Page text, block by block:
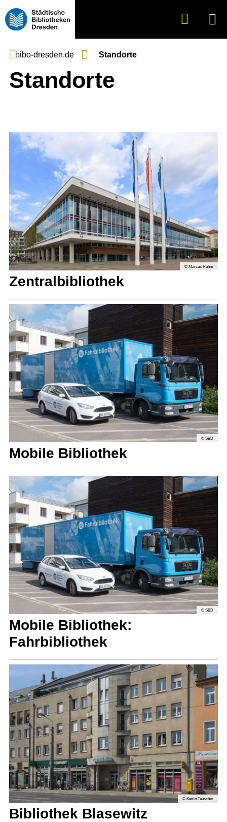
Suche
Menü
bibo-dresden.de Standorte
Standorte
© Marcus Rahm
Zentral­bibliothek
© SBD
Mobile Bibliothek
© SBD
Mobile Bibliothek:
Fahr­bibliothek
© Katrin Tauscher
Bibliothek Blase­witz